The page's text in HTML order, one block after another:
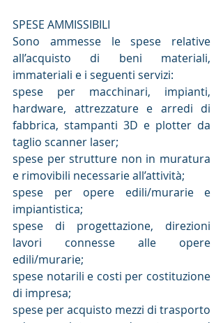
SPESE AMMISSIBILI
Sono ammesse le spese relative
all’acquisto di beni materiali,
immateriali e i seguenti servizi:
spese per macchinari, impianti,
hardware, attrezzature e arredi di
fabbrica, stampanti 3D e plotter da
taglio scanner laser;
spese per strutture non in muratura
e rimovibili necessarie all’attività;
spese per opere edili/murarie e
impiantistica;
spese di progettazione, direzioni
lavori connesse alle opere
edili/murarie;
spese notarili e costi per costituzione
di impresa;
spese per acquisto mezzi di trasporto